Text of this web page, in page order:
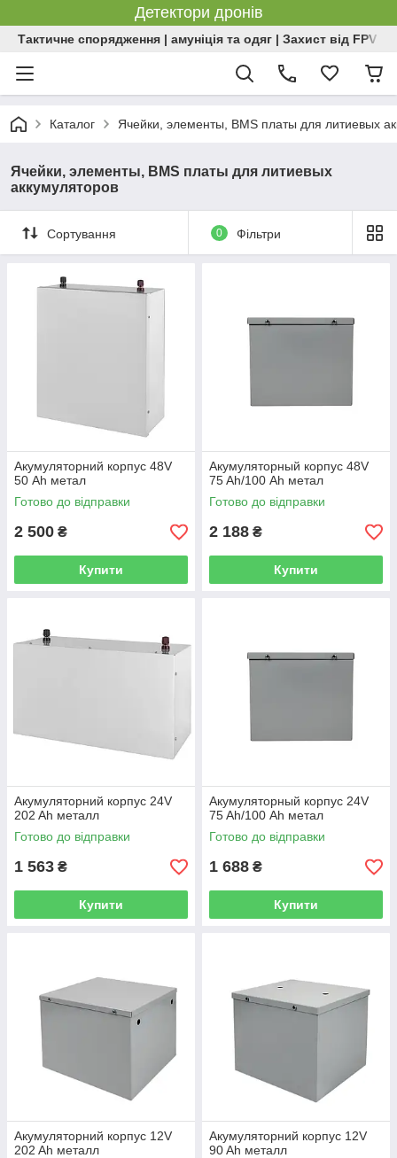
Детектори дронів
Тактичне спорядження | амуніція та одяг | Захист від FPV |
Каталог Ячейки, элементы, BMS платы для литиевых
Ячейки, элементы, BMS платы для литиевых
аккумуляторов
Сортування 0 Фільтри
Акумуляторний корпус 48V
50 Аh метал
Готово до відправки
2 500 ₴
Купити
Акумуляторный корпус 48V
75 Ah/100 Аh метал
Готово до відправки
2 188 ₴
Купити
Акумуляторний корпус 24V
202 Ah металл
Готово до відправки
1 563 ₴
Купити
Акумуляторный корпус 24V
75 Ah/100 Аh метал
Готово до відправки
1 688 ₴
Купити
Акумуляторний корпус 12V
202 Ah металл
Акумуляторний корпус 12V
90 Ah металл